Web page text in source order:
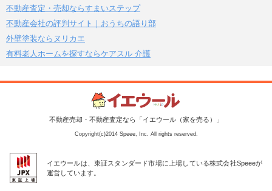
不動産査定・売却ならすまいステップ
不動産会社の評判サイト｜おうちの語り部
外壁塗装ならヌリカエ
有料老人ホームを探すならケアスル 介護
不動産売却・不動産査定なら「イエウール（家を売る）」
Copyright(c)2014 Speee, Inc. All rights reserved.
イエウールは、東証スタンダード市場に上場している株式会社Speeeが
運営しています。